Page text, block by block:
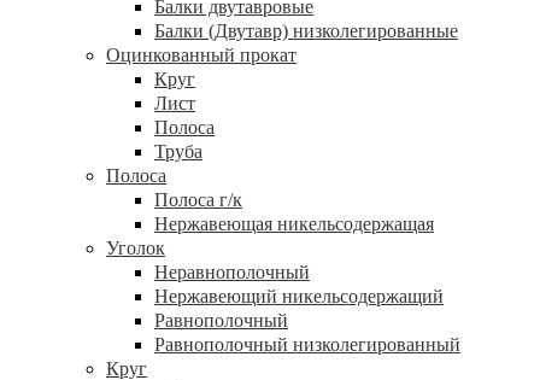
Балки двутавровые
Балки (Двутавр) низколегированные
Оцинкованный прокат
Круг
Лист
Полоса
Труба
Полоса
Полоса г/к
Нержавеющая никельсодержащая
Уголок
Неравнополочный
Нержавеющий никельсодержащий
Равнополочный
Равнополочный низколегированный
Круг